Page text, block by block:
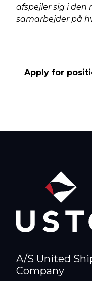
afspejler sig i den
samarbejder på
Apply for
A/S United
Company